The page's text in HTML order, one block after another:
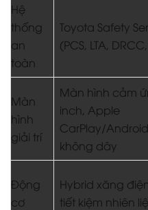
Hệ
thống
an
toàn
Toyota Safety
(PCS, LTA,
Màn
hình
giải trí
Màn hình cảm
inch, Apple
CarPlay/
không dây
Động
cơ
Hybrid xăng điện
tiết kiệm nhiên